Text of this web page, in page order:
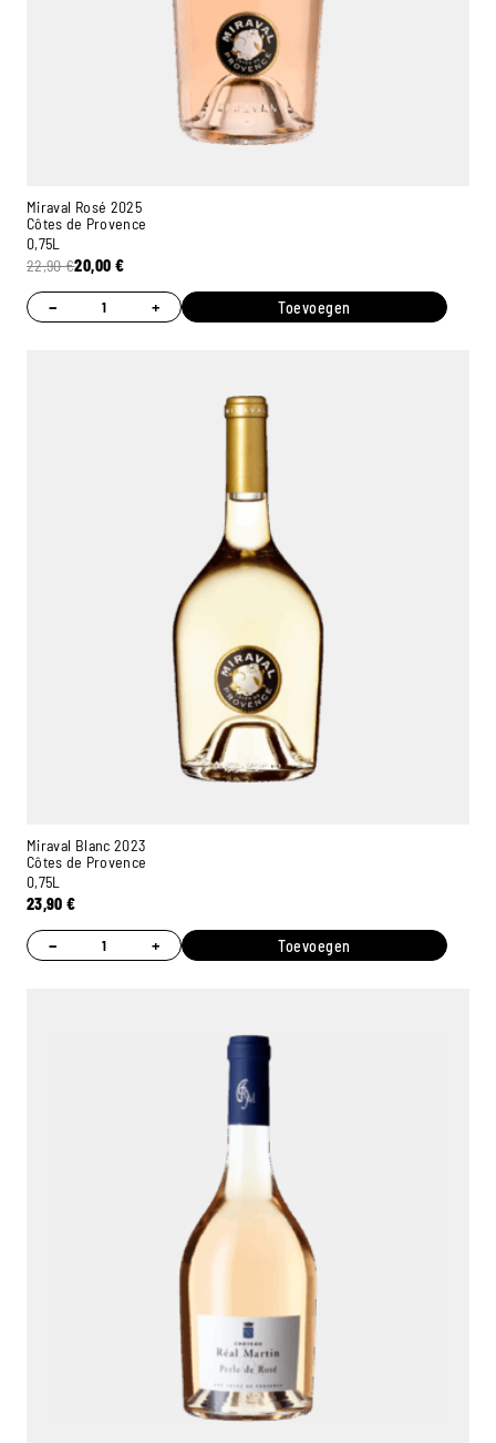
Miraval Rosé 2025
Côtes de Provence
0,75L
22,90€20,00 €
− + Toevoegen
Miraval Blanc 2023
Côtes de Provence
0,75L
23,90€
− + Toevoegen